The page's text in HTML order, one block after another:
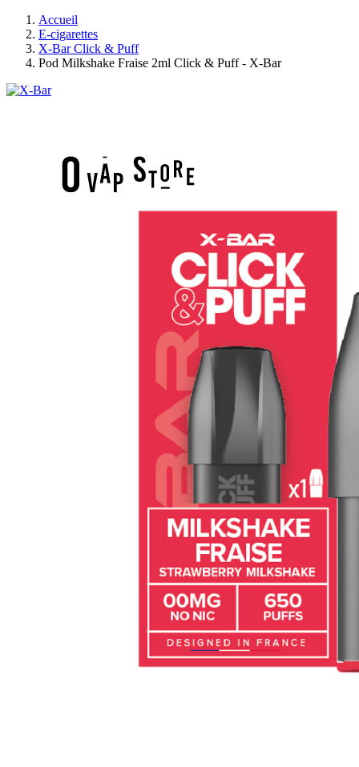
Accueil
E-cigarettes
X-Bar Click & Puff
Pod Milkshake Fraise 2ml Click & Puff - X-Bar